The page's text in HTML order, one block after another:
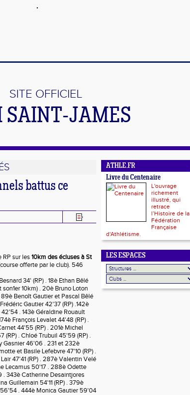
SITE OFFICIEL
SAINT-JAMES
battus ce
RP sur les10km des écluses à St
offerte par le club). 546
34' (RP) . 18è Ethan Bêlé
10km) . 20è Bruno Loton
Benoît Gautier et Pascal Bêlé
Gautier 42'37 (RP) .142è
. 143è Géraldine Rouault
François Levalet 44'48 (RP) .
44'55 (RP) . 201è Michel
(RP) . Chloé Trubuil 45'59 (RP) .
Gasnier 46'06 . 231 et 232è
et Basile Lefebvre 47'10 (RP) .
47'41 (RP) . 287è Valentin Velé
Lecamus 50'17 . 288è Odette
. 343è Catherine Desaintjores
Guillemain 54'11 (RP) . 379è
. 444è Monica Gautier 59'04
ATHLE.FR
Livre du Centenaire
L'ouvrage
richement
illustré, qui
retrace
l’Histoire de la
Fédération
Française
d'Athlétisme.
LES ESPACES